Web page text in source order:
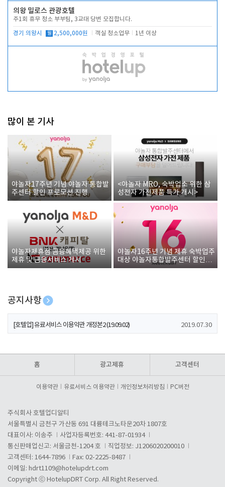
의왕 밀로스 관광호텔
주1회 휴무 청소 부부팀, 3교대 당번 모집합니다.
경기 의왕시 월 2,500,000원 객실 청소업무 1년 이상
많이 본 기사
야놀자17주년 기념 야놀자 통합발
주센터 할인 프로모션 진행
<야놀자 MRO, 숙박업소 위한 삼
성전자 가전제품 특가 개시>
야놀자제휴점 금융혜택제공 위한
제휴 및 금융서비스 게시
야놀자16주년 기념 제휴 숙박업주
대상 야놀자통합발주센터 할인쿠
폰 증정
공지사항
[호텔업] 개인정보 처리방침 개정본1 (19.09.02)
[호텔업] 유료서비스 이용약관 개정본2 (19.09.02) 2019.07.30
홈 광고제휴 고객센터
이용약관 유료서비스 이용약관 개인정보처리방침 PC버전
주식회사 호텔업디알티
서울특별시 금천구 가산동 691 대륭테크노타운20차 1807호
대표이사: 이송주
사업자등록번호: 441-87-01934
통신판매업신고: 서울금천-1204 호
직업정보: J1206020200010
고객센터: 1644-7896
Fax: 02-2225-8487
이메일: hdrt1109@hotelupdrt.com
Copyright ⓒ HotelupDRT Corp. All Right Reserved.